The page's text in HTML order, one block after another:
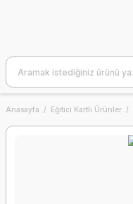
Anasayfa Eğitici Kartlı Ürünler